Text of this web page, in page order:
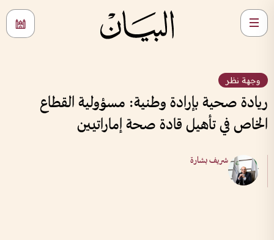
وجهة نظر
ريادة صحية بإرادة وطنية: مسؤولية القطاع
الخاص في تأهيل قادة صحة إماراتيين
شريف بشارة